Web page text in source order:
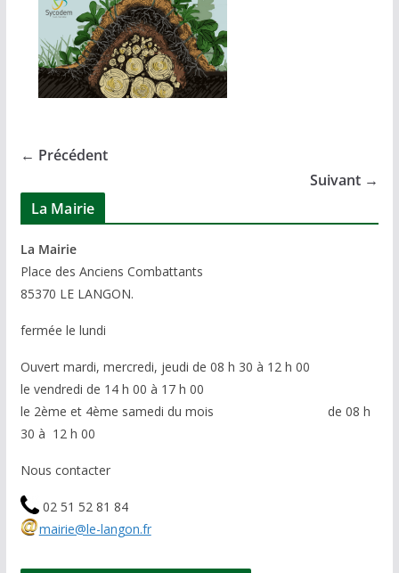
← Précédent
Suivant →
La Mairie
La Mairie
Place des Anciens Combattants
85370 LE LANGON.
fermée le lundi
Ouvert mardi, mercredi, jeudi de 08 h 30 à 12 h 00
le vendredi de 14 h 00 à 17 h 00
le 2ème et 4ème samedi du mois de 08 h
30 à 12 h 00
Nous contacter
02 51 52 81 84
mairie@le-langon.fr